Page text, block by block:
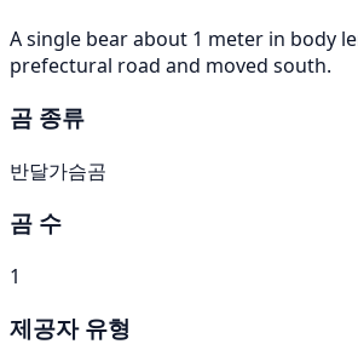
A single bear about 1 meter in body
prefectural road and moved south.
곰 종류
반달가슴곰
곰 수
1
제공자 유형